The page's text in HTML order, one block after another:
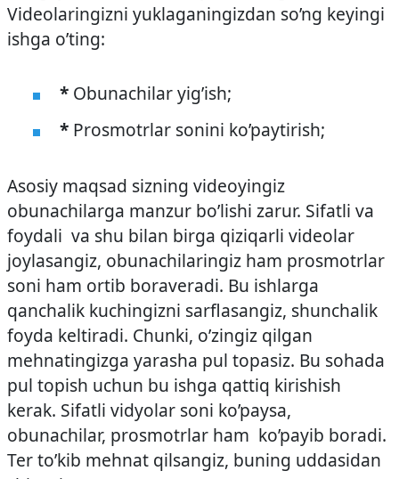
Videolaringizni yuklaganingizdan so’ng keyingi
ishga o’ting:
* Obunachilar yig’ish;
* Prosmotrlar sonini ko’paytirish;
Asosiy maqsad sizning videoyingiz
obunachilarga manzur bo’lishi zarur. Sifatli va
foydali va shu bilan birga qiziqarli videolar
joylasangiz, obunachilaringiz ham prosmotrlar
soni ham ortib boraveradi. Bu ishlarga
qanchalik kuchingizni sarflasangiz, shunchalik
foyda keltiradi. Chunki, o’zingiz qilgan
mehnatingizga yarasha pul topasiz. Bu sohada
pul topish uchun bu ishga qattiq kirishish
kerak. Sifatli vidyolar soni ko’paysa,
obunachilar, prosmotrlar ham ko’payib boradi.
Ter to’kib mehnat qilsangiz, buning uddasidan